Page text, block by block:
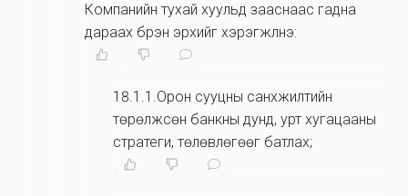
Компанийн тухай хуульд зааснаас гадна
дараах бүрэн эрхийг хэрэгжүүлнэ:
18.1.1.Орон сууцны санхүүжилтийн
төрөлжсөн банкны дунд, урт хугацааны
стратеги, төлөвлөгөөг батлах;